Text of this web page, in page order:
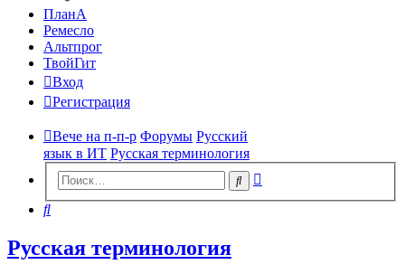
ПланА
Ремесло
Альтпрог
ТвойГит
Вход
Регистрация
Вече на п-п-р Форумы Русский
язык в ИТ Русская терминология
Поиск
Поиск
Русская терминология